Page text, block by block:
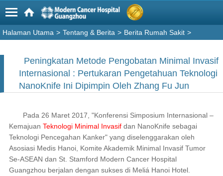
Halaman Utama > Tentang & Berita > Berita Rumah Sakit >
Peningkatan Metode Pengobatan Minimal Invasif
Internasional : Pertukaran Pengetahuan Teknologi
NanoKnife Ini Dipimpin Oleh Zhang Fu Jun
Pada 26 Maret 2017, "Konferensi Simposium Internasional –
Kemajuan Teknologi Minimal Invasifdan NanoKnife sebagai
Teknologi Pencegahan Kanker" yang diselenggarakan oleh
Asosiasi Medis Hanoi, Komite Akademik Minimal Invasif Tumor
Se-ASEAN dan St. Stamford Modern Cancer Hospital
Guangzhou berjalan dengan sukses di Meliá Hanoi Hotel.